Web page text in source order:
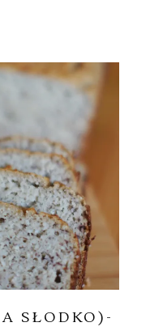
SŁODKO)-